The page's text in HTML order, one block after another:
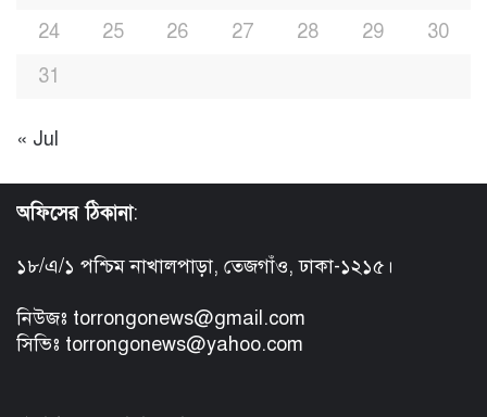
24
25 26 27 28 29
30
31
« Jul
অফিসের ঠিকানা:
১৮/এ/১ পশ্চিম নাখালপাড়া, তেজগাঁও, ঢাকা-১২১৫।
নিউজঃ torrongonews@gmail.com
সিভিঃ torrongonews@yahoo.com